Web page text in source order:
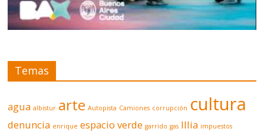
Temas
agua albistur arte Autopista Camiones corrupción cultura
denuncia enrique espacio verde garrido gas Illia impuestos